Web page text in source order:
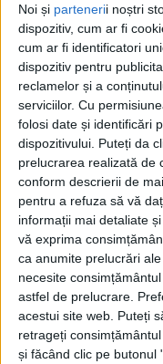
Noi și partenerii noștri
dispozitiv, cum ar fi
cum ar fi identificatori
dispozitiv pentru
reclamelor și a
serviciilor. Cu
folosi date și identificări
dispozitivului. Puteți da
prelucrarea realizată de
conform descrierii de
pentru a refuza să vă
informații mai detaliate
vă exprima
ca anumite prelucrări
necesite
astfel de prelucrare.
acestui site web. Puteți
retrageți
și făcând clic pe butonul
”Au fost identificate
supraveghează
fraudare, inclusiv
electronice
camere video și
Mihai Dimian i-a
pentru vigilență și a
procurorilor
Parchetul de pe
privind suspiciuni
nepublice în scopul
”Corectitudinea
încrederii în
subliniat ministrul.